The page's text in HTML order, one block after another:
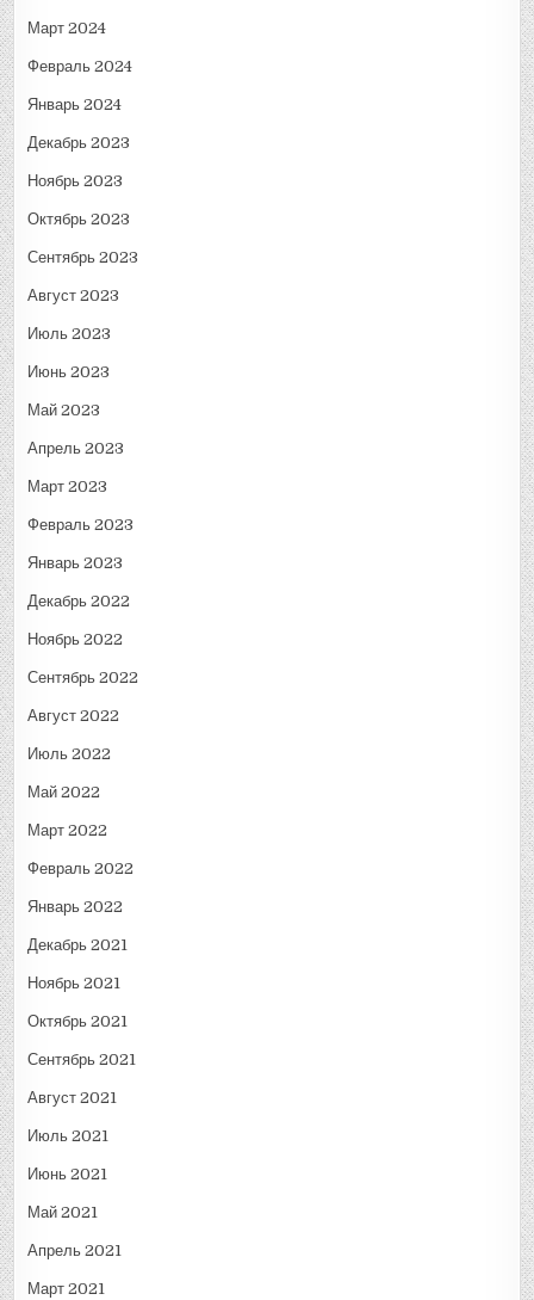
Март 2024
Февраль 2024
Январь 2024
Декабрь 2023
Ноябрь 2023
Октябрь 2023
Сентябрь 2023
Август 2023
Июль 2023
Июнь 2023
Май 2023
Апрель 2023
Март 2023
Февраль 2023
Январь 2023
Декабрь 2022
Ноябрь 2022
Сентябрь 2022
Август 2022
Июль 2022
Май 2022
Март 2022
Февраль 2022
Январь 2022
Декабрь 2021
Ноябрь 2021
Октябрь 2021
Сентябрь 2021
Август 2021
Июль 2021
Июнь 2021
Май 2021
Апрель 2021
Март 2021